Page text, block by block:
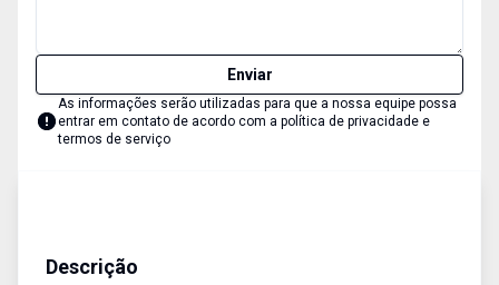
Enviar
As informações serão utilizadas para que a nossa equipe possa
entrar em contato de acordo com a política de privacidade e
termos de serviço
Descrição